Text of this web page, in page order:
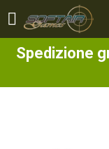
Spedizione